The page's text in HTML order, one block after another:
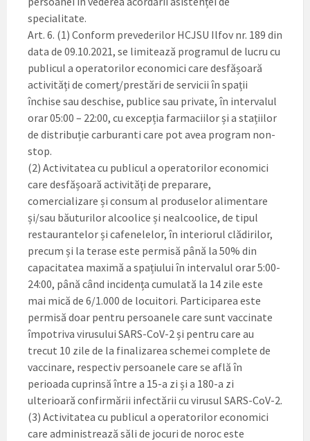
specialitate.
Art. 6. (1) Conform prevederilor HCJSU Ilfov nr. 189 din
data de 09.10.2021, se limitează programul de lucru cu
publicul a operatorilor economici care desfășoară
activități de comerț/prestări de servicii în spații
închise sau deschise, publice sau private, în intervalul
orar 05:00 – 22:00, cu excepția farmaciilor și a stațiilor
de distribuție carburanti care pot avea program non-
stop.
(2) Activitatea cu publicul a operatorilor economici
care desfășoară activități de preparare,
comercializare și consum al produselor alimentare
și/sau băuturilor alcoolice și nealcoolice, de tipul
restaurantelor și cafenelelor, în interiorul clădirilor,
precum și la terase este permisă până la 50% din
capacitatea maximă a spațiului în intervalul orar 5:00-
24:00, până când incidența cumulată la 14 zile este
mai mică de 6/1.000 de locuitori. Participarea este
permisă doar pentru persoanele care sunt vaccinate
împotriva virusului SARS-CoV-2 și pentru care au
trecut 10 zile de la finalizarea schemei complete de
vaccinare, respectiv persoanele care se află în
perioada cuprinsă între a 15-a zi și a 180-a zi
ulterioară confirmării infectării cu virusul SARS-CoV-2.
(3) Activitatea cu publicul a operatorilor economici
care administrează săli de jocuri de noroc este